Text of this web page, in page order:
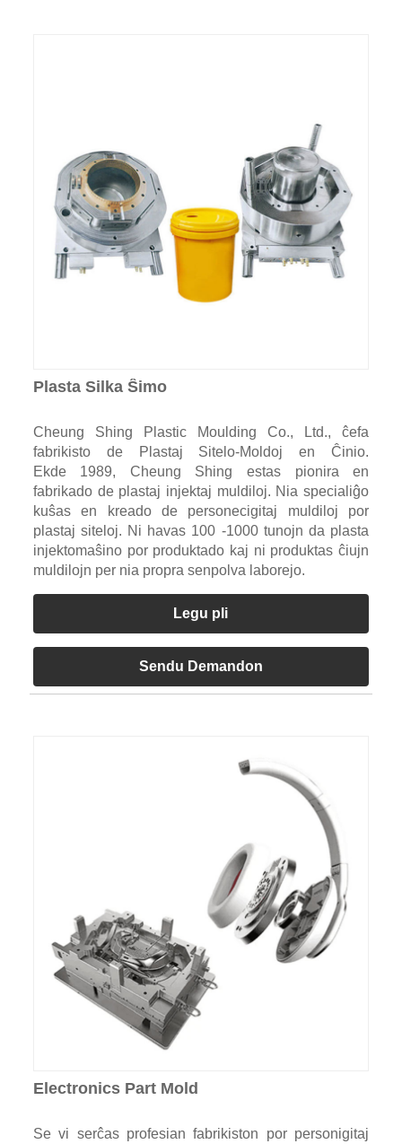
Plasta Silka Ŝimo
Cheung Shing Plastic Moulding Co., Ltd., ĉefa
fabrikisto de Plastaj Sitelo-Moldoj en Ĉinio.
Ekde 1989, Cheung Shing estas pionira en
fabrikado de plastaj injektaj muldiloj. Nia specialiĝo
kuŝas en kreado de personecigitaj muldiloj por
plastaj siteloj. Ni havas 100 -1000 tunojn da plasta
injektomaŝino por produktado kaj ni produktas ĉiujn
muldilojn per nia propra senpolva laborejo.
Legu pli
Sendu Demandon
Electronics Part Mold
Se vi serĉas profesian fabrikiston por personigitaj